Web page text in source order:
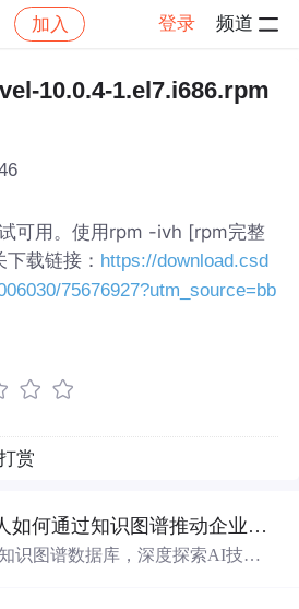
加入 登录 频道
专区 帖子详情
10.0.4-1.el7.i686.rpm
可用。使用rpm -ivh [rpm完整
载链接： https://download.csd
75676927?utm_source=bb
赏
国央企创新负责人如何通过知识图谱推动企业技术创新与外部资源高效对接？.docx
识图谱数据库，深度探索AI技术